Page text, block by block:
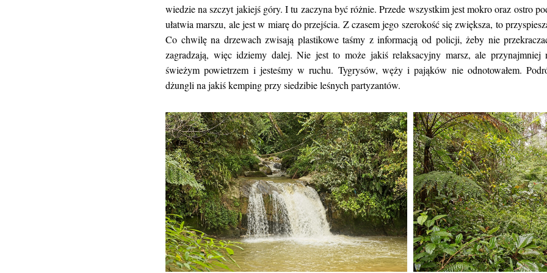
wiedzie na szczyt jakiejś góry. I tu zaczyna być różnie. Przede wszystkim jest mokro oraz ostro
ułatwia marszu, ale jest w miarę do przejścia. Z czasem jego szerokość się zwiększa, to
Co chwilę na drzewach zwisają plastikowe taśmy z informacją od policji, żeby nie
zagradzają, więc idziemy dalej. Nie jest to może jakiś relaksacyjny marsz, ale przynajmniej
świeżym powietrzem i jesteśmy w ruchu. Tygrysów, węży i pająków nie odnotowałem.
dżungli na jakiś kemping przy siedzibie leśnych partyzantów.